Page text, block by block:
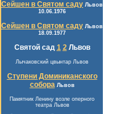
Сейшен в Святом саду Львов
10.06.1976
Сейшен в Святом саду Львов
18.09.1977
Святой сад 1 2Львов
Лычаковский цвынтар Львов
Ступени Доминиканского
собора Львов
Памятник Ленину возле оперного
театра Львов